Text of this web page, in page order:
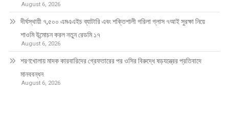
August 6, 2026
দীর্ঘস্থায়ী ৭,৫০০ এমএএইচ ব্যাটারি এবং শক্তিশালী গরিলা গ্লাস ৭আই সুরক্ষা নিয়ে
শাওমি উন্মোচন করল নতুন রেডমি ১৭
August 6, 2026
শরণখোলায় মাদক কারবারিদের গ্রেফতারের পর ওসির বিরুদ্ধে ষড়যন্ত্রের প্রতিবাদে
মানববন্ধন
August 6, 2026